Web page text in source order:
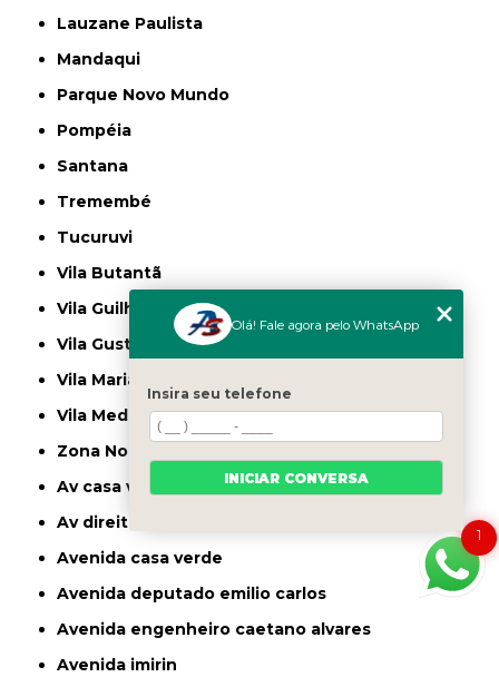
Lauzane Paulista
Mandaqui
Parque Novo Mundo
Pompéia
Santana
Tremembé
Tucuruvi
Vila Butantã
Vila Guilherme
Vila Gustavo
Vila Maria
Vila Medeiros
Zona Norte
av casa verde
av direitos humanos
avenida casa verde
avenida deputado emilio carlos
avenida engenheiro caetano alvares
avenida imirin
1
Olá! Fale agora pelo WhatsApp
Insira seu telefone
INICIAR CONVERSA